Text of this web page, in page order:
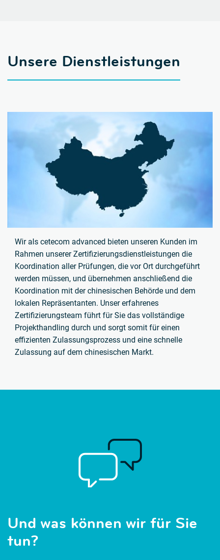
Unsere Dienstleistungen
Wir als cetecom advanced bieten unseren Kunden im
Rahmen unserer Zertifizierungsdienstleistungen die
Koordination aller Prüfungen, die vor Ort durchgeführt
werden müssen, und übernehmen anschließend die
Koordination mit der chinesischen Behörde und dem
lokalen Repräsentanten. Unser erfahrenes
Zertifizierungsteam führt für Sie das vollständige
Projekthandling durch und sorgt somit für einen
effizienten Zulassungsprozess und eine schnelle
Zulassung auf dem chinesischen Markt.
Und was können wir für Sie
tun?